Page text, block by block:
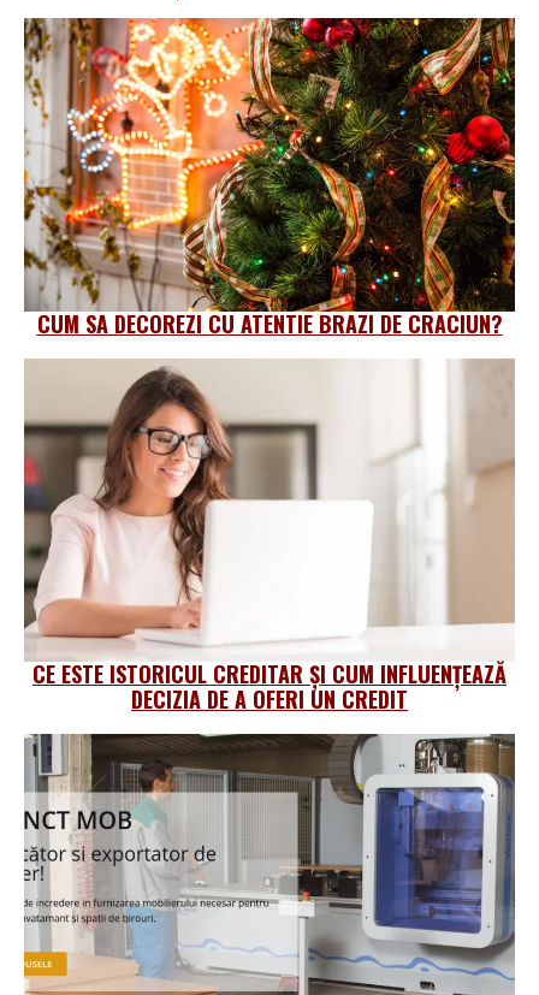
CUM SA DECOREZI CU ATENTIE BRAZI DE CRACIUN?
CE ESTE ISTORICUL CREDITAR ȘI CUM INFLUENȚEAZĂ
DECIZIA DE A OFERI UN CREDIT